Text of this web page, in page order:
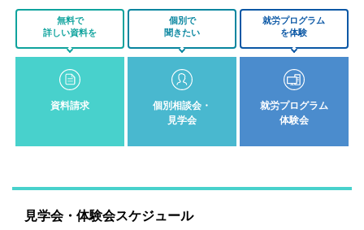
無料で
詳しい資料を
資料請求
個別で
聞きたい
個別相談会・
見学会
就労プログラム
を体験
就労プログラム
体験会
見学会・体験会スケジュール